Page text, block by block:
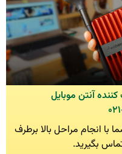
آنتن موبایل
انجام مراحل بالا برطرف
بگیرید.